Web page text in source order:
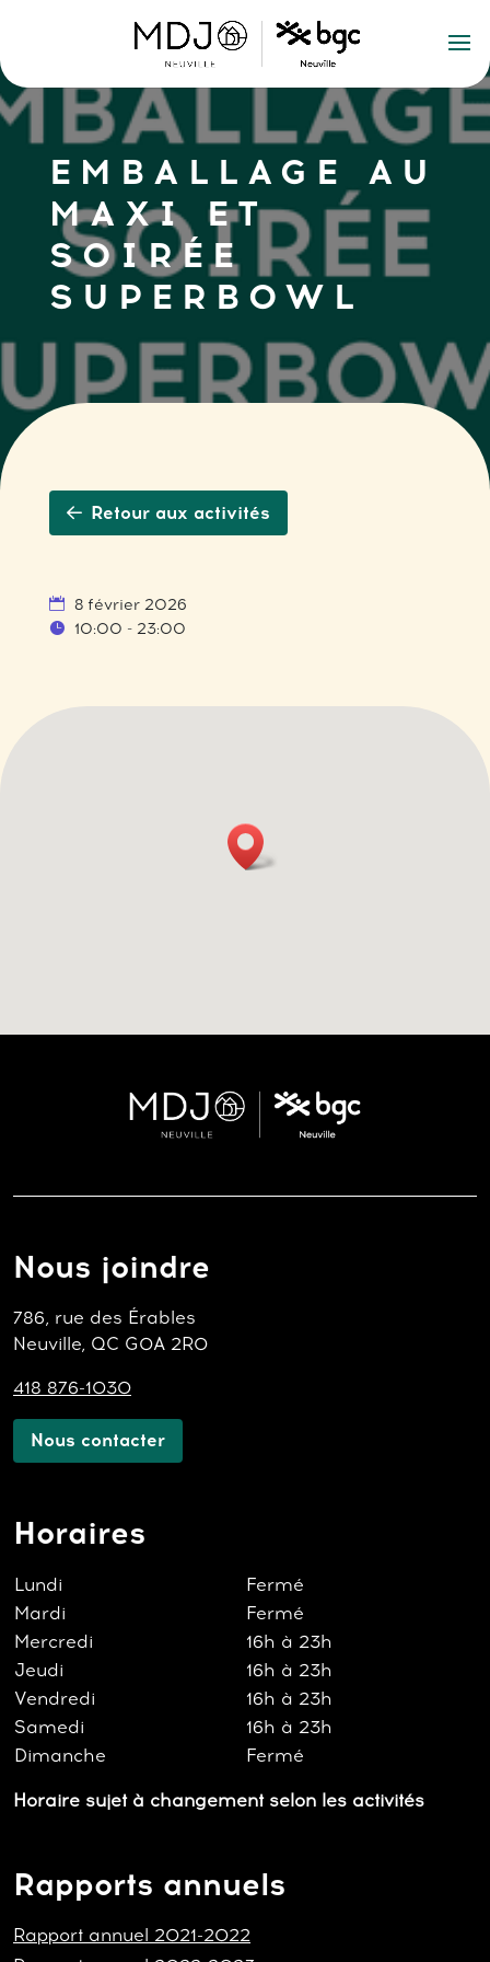
EMBALLAGE AU
MAXI ET
SOIRÉE
SUPERBOWL
Retour aux activités
8 février 2026
10:00 - 23:00
Nous joindre
786, rue des Érables
Neuville, QC G0A 2R0
418 876-1030
Nous contacter
Horaires
Lundi
Fermé
Mardi
Fermé
Mercredi
16h à 23h
Jeudi
16h à 23h
Vendredi
16h à 23h
Samedi
16h à 23h
Dimanche
Fermé
Horaire sujet à changement selon les activités
Rapports annuels
Rapport annuel 2021-2022